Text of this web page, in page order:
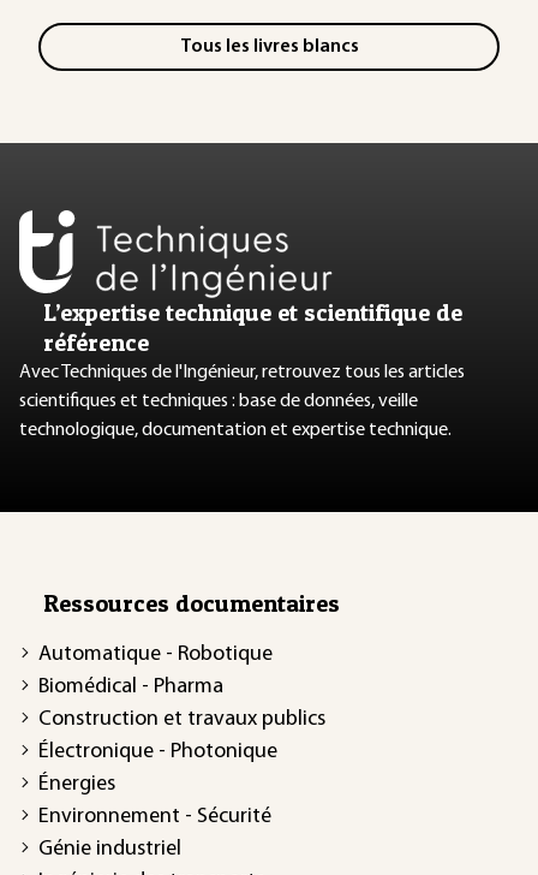
Tous les livres blancs
L’expertise technique et scientifique de
référence
Avec Techniques de l'Ingénieur, retrouvez tous les articles
scientifiques et techniques : base de données, veille
technologique, documentation et expertise technique.
Ressources documentaires
Automatique - Robotique
Biomédical - Pharma
Construction et travaux publics
Électronique - Photonique
Énergies
Environnement - Sécurité
Génie industriel